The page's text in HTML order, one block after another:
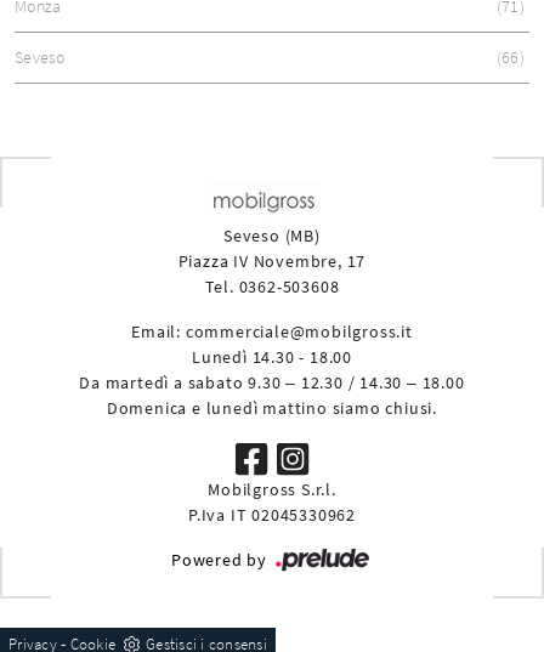
Monza 71
Seveso 66
Seveso (MB)
Piazza IV Novembre, 17
Tel. 0362-503608
Email: commerciale@mobilgross.it
Lunedì 14.30 - 18.00
Da martedì a sabato 9.30 – 12.30 / 14.30 – 18.00
Domenica e lunedì mattino siamo chiusi.
Mobilgross S.r.l.
P.Iva IT 02045330962
Powered by
Privacy- Cookie Gestisci i consensi